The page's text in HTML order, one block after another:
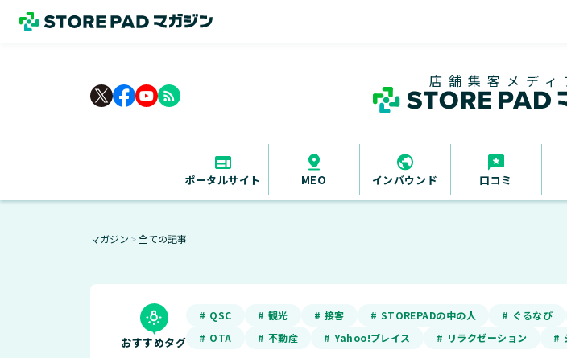
rss_feed
店舗集客メディ
ポータルサイト MEO インバウンド 口コミ
マガジン ＞ 全ての記事
おすすめタグ
# QSC # 観光 # 接客 # STOREPADの中の人 # ぐるなび
# OTA
# 不動産 # Yahoo!プレイス # リラクゼーション #